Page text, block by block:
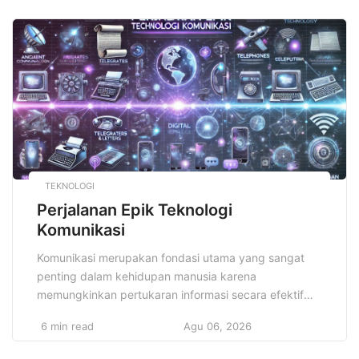
membantu kamu tampil effortless tanpa harus ribet
memilih outfit. Tampil gaya berpakaian kasual cocok
untuk segala usia […]
TEKNOLOGI
Perjalanan Epik Teknologi
Komunikasi
Komunikasi merupakan fondasi utama yang sangat
penting dalam kehidupan manusia karena
memungkinkan pertukaran informasi secara efektif
maupun kelompok. Perjalanan Epik Teknologi
6 min read Agu 06, 2026